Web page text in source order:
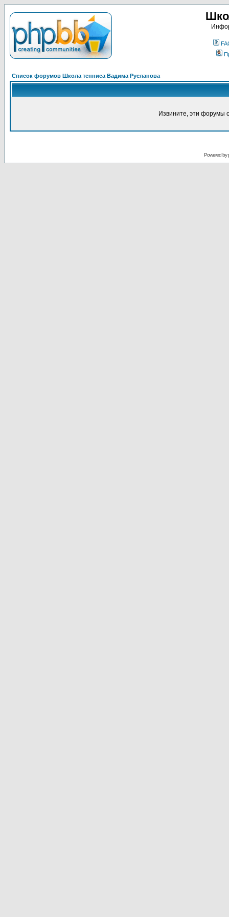
Список форумов Школа тенниса Вадима Русланова
Извините, эти форумы
Powered by